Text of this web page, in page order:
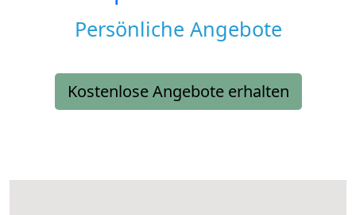
Persönliche Angebote
Kostenlose Angebote erhalten